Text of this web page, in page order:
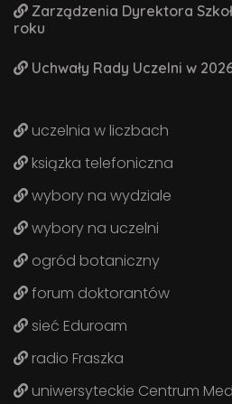
Zarządzenia Dyrektora
roku
Uchwały Rady Uczelni w
uczelnia w liczbach
ksiązka telefoniczna
wybory na wydziale
wybory na uczelni
ogród botaniczny
forum doktorantów
sieć Eduroam
radio Fraszka
uniwersyteckie Centrum